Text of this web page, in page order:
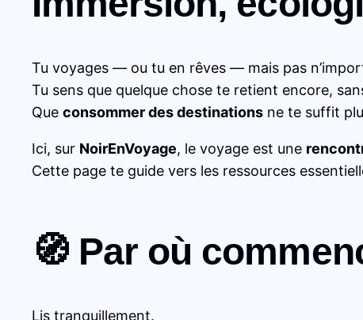
Tu voyages — ou tu en rêves — mais pas
Tu sens que quelque chose te retient encore,
Que consommer des destinations ne te suffit
Ici, sur NoirEnVoyage, le voyage est une
Cette page te guide vers les ressources
🧭 Par où
Lis tranquillement.